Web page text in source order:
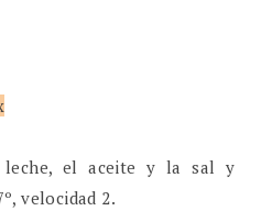
leche, el aceite y la sal y
velocidad 2.